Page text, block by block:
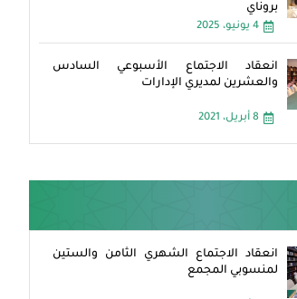
بروناي
4 يونيو، 2025
انعقاد الاجتماع الأسبوعي السادس
والعشرين لمديري الإدارات
8 أبريل، 2021
انعقاد الاجتماع الشهري الثامن والستين
لمنسوبي المجمع